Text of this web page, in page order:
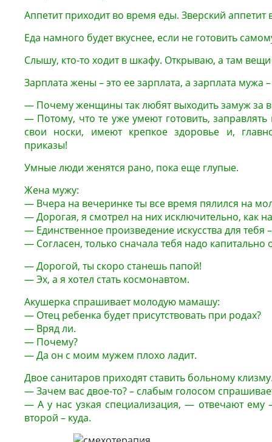
Аппетит приходит во время еды. Зверский аппетит
Еда намного будет вкуснее, если не готовить
Слышу, кто-то ходит в шкафу. Открываю, а там
Зарплата жены – это ее зарплата, а зарплата мужа
— Почему женщины так любят выходить замуж за
— Потому, что те уже умеют готовить, заправлять
свои носки, имеют крепкое здоровье и,
приказы!
Умные люди женятся рано, пока еще глупые.
Жена мужу:
— Вчера на вечеринке ты все время пялился на
— Дорогая, я смотрел на них исключительно, как
— Единственное произведение искусства для тебя
— Согласен, только сначала тебя надо капитально
— Дорогой, ты скоро станешь папой!
— Эх, а я хотел стать космонавтом.
Акушерка спрашивает молодую мамашу:
— Отец ребенка будет присутствовать при родах?
— Вряд ли.
— Почему?
— Да он с моим мужем плохо ладит.
Двое санитаров приходят ставить больному
— Зачем вас двое-то? – слабым голосом
— А у нас узкая специализация, — отвечают ему
второй – куда.